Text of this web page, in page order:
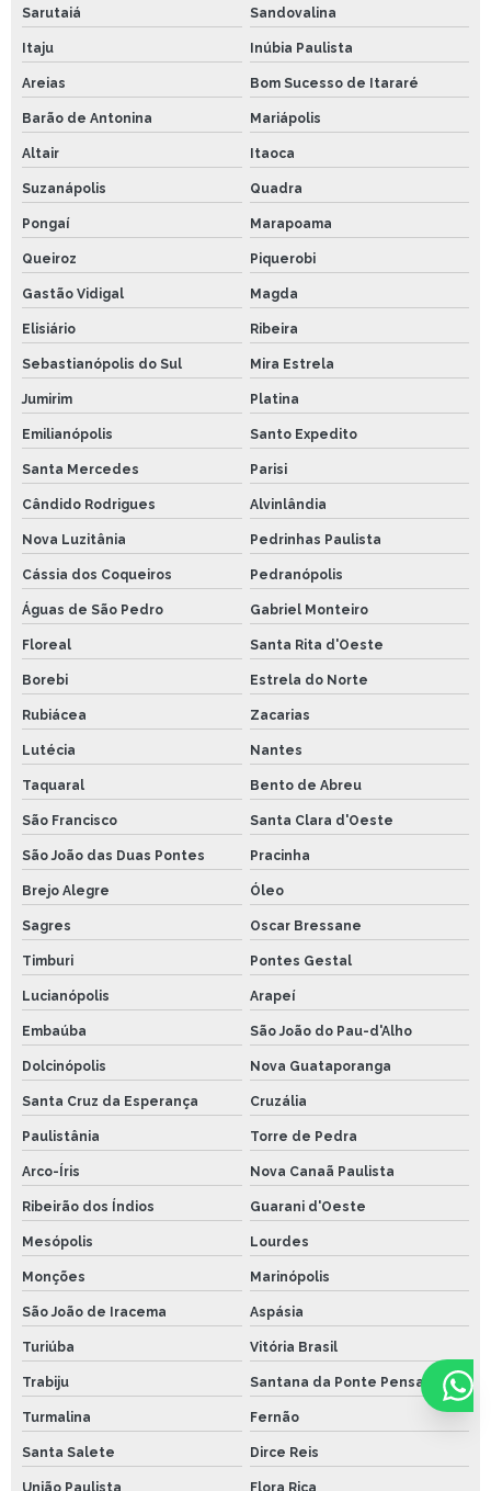
Sarutaiá Sandovalina
Itaju Inúbia Paulista
Areias Bom Sucesso de Itararé
Barão de Antonina Mariápolis
Altair Itaoca
Suzanápolis Quadra
Pongaí Marapoama
Queiroz Piquerobi
Gastão Vidigal Magda
Elisiário Ribeira
Sebastianópolis do Sul Mira Estrela
Jumirim Platina
Emilianópolis Santo Expedito
Santa Mercedes Parisi
Cândido Rodrigues Alvinlândia
Nova Luzitânia Pedrinhas Paulista
Cássia dos Coqueiros Pedranópolis
Águas de São Pedro Gabriel Monteiro
Floreal Santa Rita d'Oeste
Borebi Estrela do Norte
Rubiácea Zacarias
Lutécia Nantes
Taquaral Bento de Abreu
São Francisco Santa Clara d'Oeste
São João das Duas Pontes Pracinha
Brejo Alegre Óleo
Sagres Oscar Bressane
Timburi Pontes Gestal
Lucianópolis Arapeí
Embaúba São João do Pau-d'Alho
Dolcinópolis Nova Guataporanga
Santa Cruz da Esperança Cruzália
Paulistânia Torre de Pedra
Arco-Íris Nova Canaã Paulista
Ribeirão dos Índios Guarani d'Oeste
Mesópolis Lourdes
Monções Marinópolis
São João de Iracema Aspásia
Turiúba Vitória Brasil
Trabiju Santana da Ponte Pensa
Turmalina Fernão
Santa Salete Dirce Reis